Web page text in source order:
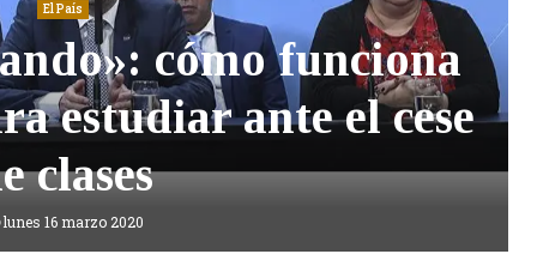
El País
cómo funciona
estudiar ante el cese
clases
lunes 16 marzo 2020